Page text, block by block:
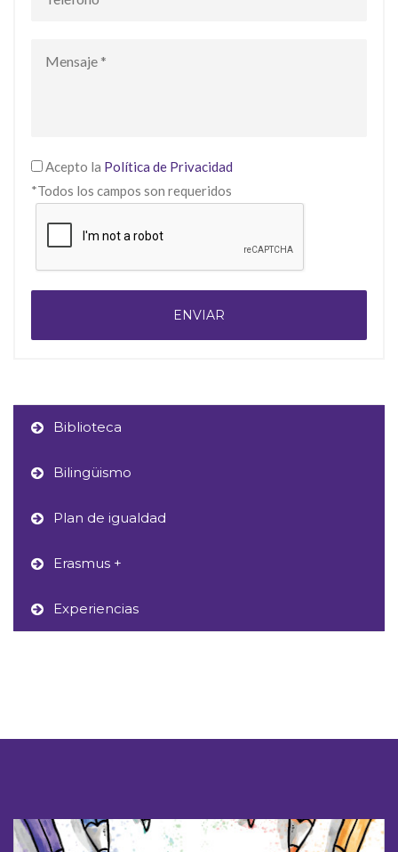
Acepto la Política de Privacidad
*Todos los campos son requeridos
ENVIAR
Biblioteca
Bilingüismo
Plan de igualdad
Erasmus +
Experiencias